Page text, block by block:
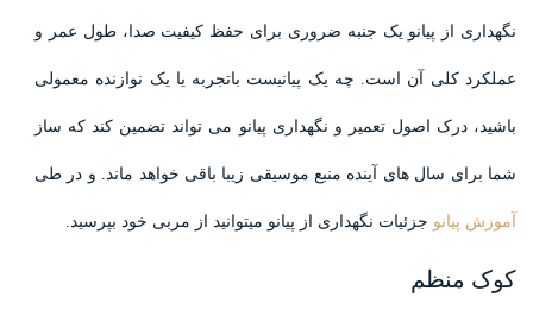
نگهداری از پیانو یک جنبه ضروری برای حفظ کیفیت صدا، طول عمر و
عملکرد کلی آن است. چه یک پیانیست باتجربه یا یک نوازنده معمولی
باشید، درک اصول تعمیر و نگهداری پیانو می تواند تضمین کند که ساز
شما برای سال های آینده منبع موسیقی زیبا باقی خواهد ماند. و در طی
آموزش پیانو جزئیات نگهداری از پیانو میتوانید از مربی خود بپرسید.
کوک منظم